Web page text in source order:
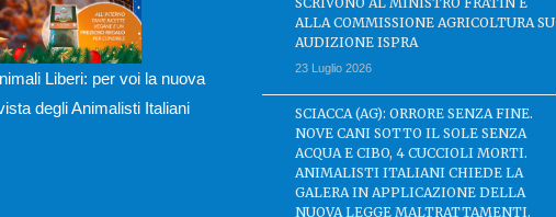
Liberi: per voi la nuova
degli Animalisti Italiani
ALLA COMMISSIONE AGRICOLTURA SU
AUDIZIONE ISPRA
23 Luglio 2026
SCIACCA (AG): ORRORE SENZA FINE.
NOVE CANI SOTTO IL SOLE SENZA
ACQUA E CIBO, 4 CUCCIOLI MORTI.
ANIMALISTI ITALIANI CHIEDE LA
GALERA IN APPLICAZIONE DELLA
NUOVA LEGGE MALTRATTAMENTI.